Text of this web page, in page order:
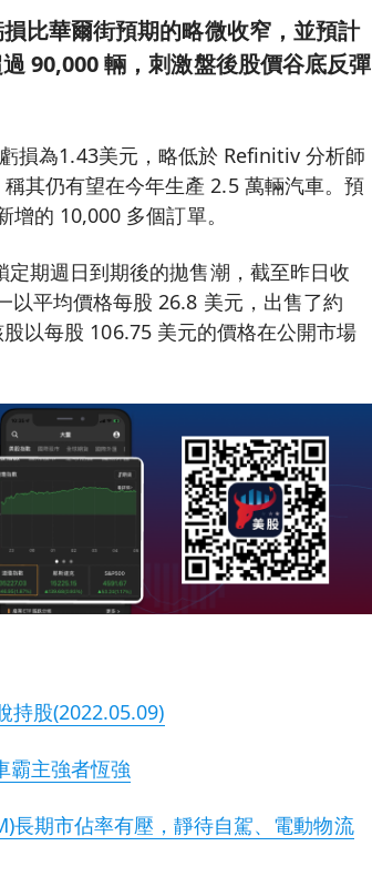
比華爾街預期的略微收窄，並預計
90,000 輛，刺激盤後股價谷底反彈
損為1.43美元，略低於 Refinitiv 分析師
其仍有望在今年生產 2.5 萬輛汽車。預
的 10,000 多個訂單。
定期週日到期後的拋售潮，截至昨日收
以平均價格每股 26.8 美元，出售了約
以每股 106.75 美元的價格在公開市場
持股(2022.05.09)
霸主強者恆強
長期市佔率有壓，靜待自駕、電動物流